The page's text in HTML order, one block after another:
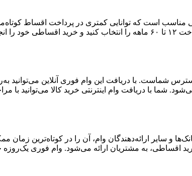
۶۰ ماهه برای کسانی مناسب است که توانایی کمتری در پرداخت
دهید.
شماست. با دریافت این وام فوری آنلاین می‌توانید
شما با دریافت وام اینترنتی خرید کالا می‌توانید با
و سایر ارائه‌دهندگان وام، آن را در کوتاه‌ترین
اقساطی، به مشتریان ارائه می‌شود. وام فوری